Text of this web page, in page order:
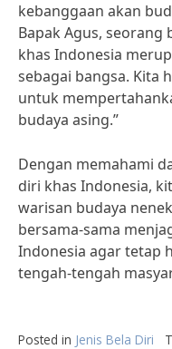
kebanggaan akan
Bapak Agus, seorang
khas Indonesia
sebagai bangsa. Kita
untuk
budaya asing.”
Dengan memahami
diri khas Indonesia,
warisan budaya
bersama-sama
Indonesia agar tetap
tengah-tengah
Posted in Jenis Bela Diri